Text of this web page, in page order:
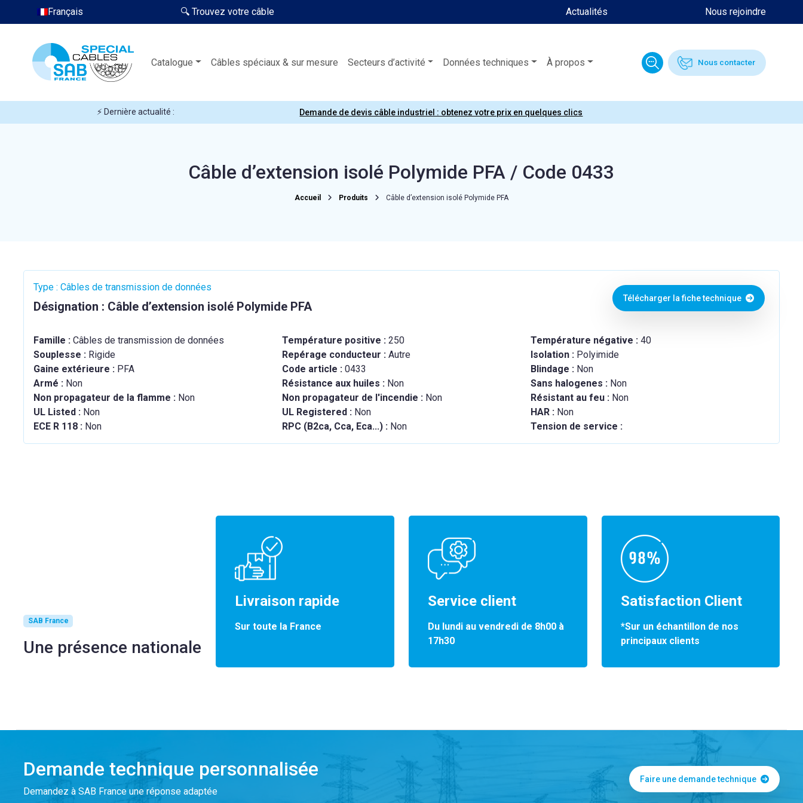
Nous rejoindre
Actualités
🔍 Trouvez votre câble
Français
Catalogue Câbles spéciaux & sur mesure Secteurs d’activité Données techniques À propos Nous contacter
⚡ Dernière actualité : Demande de devis câble industriel : obtenez votre prix en quelques clics
Câble d’extension isolé Polymide PFA / Code 0433
Accueil Produits Câble d’extension isolé Polymide PFA
Type : Câbles de transmission de données
Désignation : Câble d’extension isolé Polymide PFA
Télécharger la fiche technique
Famille : Câbles de transmission de données Température positive : 250 Température négative :40
Souplesse : Rigide Repérage conducteur : Autre Isolation : Polyimide
Gaine extérieure : PFA Code article : 0433 Blindage : Non
Armé : Non Résistance aux huiles : Non Sans halogenes : Non
Non propagateur de la flamme : Non Non propagateur de l'incendie : Non Résistant au feu : Non
UL Listed : Non UL Registered : Non HAR : Non
ECE R 118 : Non RPC (B2ca, Cca, Eca...) : Non Tension de service :
SAB France
Une présence nationale
Livraison rapide
Sur toute la France
Service client
Du lundi au vendredi de 8h00 à
17h30
Satisfaction Client
*Sur un échantillon de nos
principaux clients
Demande technique personnalisée
Demandez à SAB France une réponse adaptée
Faire une demande technique